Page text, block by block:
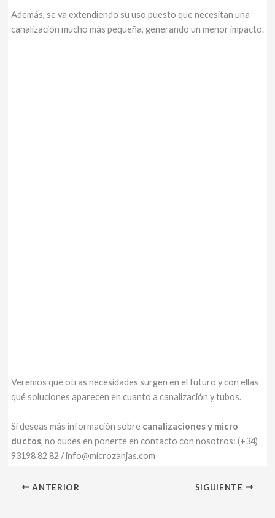
Además, se va extendiendo su uso puesto que necesitan una
canalización mucho más pequeña, generando un menor impacto.
Veremos qué otras necesidades surgen en el futuro y con ellas
qué soluciones aparecen en cuanto a canalización y tubos.
Si deseas más información sobre canalizaciones y micro
ductos, no dudes en ponerte en contacto con nosotros: (+34)
93198 82 82 / info@microzanjas.com
ANTERIOR SIGUIENTE